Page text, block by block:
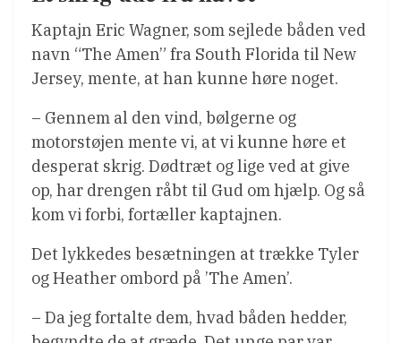
Kaptajn Eric Wagner, som sejlede båden ved
navn “The Amen” fra South Florida til New
Jersey, mente, at han kunne høre noget.
– Gennem al den vind, bølgerne og
motorstøjen mente vi, at vi kunne høre et
desperat skrig. Dødtræt og lige ved at give
op, har drengen råbt til Gud om hjælp. Og så
kom vi forbi, fortæller kaptajnen.
Det lykkedes besætningen at trække Tyler
og Heather ombord på ’The Amen’.
– Da jeg fortalte dem, hvad båden hedder,